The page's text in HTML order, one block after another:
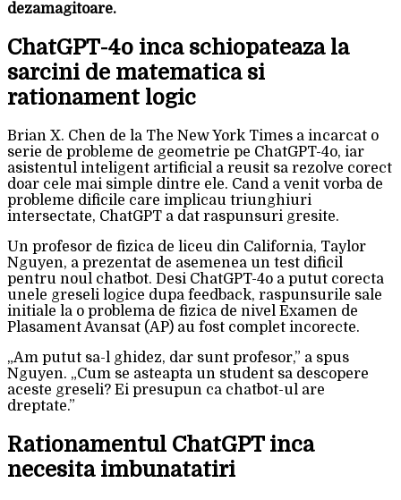
dezamagitoare.
ChatGPT-4o inca schiopateaza la
sarcini de matematica si
rationament logic
Brian X. Chen de la The New York Times a incarcat o
serie de probleme de geometrie pe ChatGPT-4o, iar
asistentul inteligent artificial a reusit sa rezolve corect
doar cele mai simple dintre ele. Cand a venit vorba de
probleme dificile care implicau triunghiuri
intersectate, ChatGPT a dat raspunsuri gresite.
Un profesor de fizica de liceu din California, Taylor
Nguyen, a prezentat de asemenea un test dificil
pentru noul chatbot. Desi ChatGPT-4o a putut corecta
unele greseli logice dupa feedback, raspunsurile sale
initiale la o problema de fizica de nivel Examen de
Plasament Avansat (AP) au fost complet incorecte.
„Am putut sa-l ghidez, dar sunt profesor,” a spus
Nguyen. „Cum se asteapta un student sa descopere
aceste greseli? Ei presupun ca chatbot-ul are
dreptate.”
Rationamentul ChatGPT inca
necesita imbunatatiri